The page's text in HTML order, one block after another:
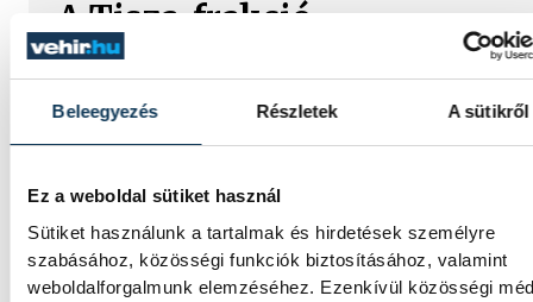
Beleegyezés Részletek A sütikről
Ez a weboldal sütiket használ
Sütiket használunk a tartalmak és hirdetések személyre
szabásához, közösségi funkciók biztosításához, valamint
weboldalforgalmunk elemzéséhez. Ezenkívül közösségi
A Tisza-frakció
kezdeményezte, hogy jövő
kedden legyen az
államfőválasztás
A Tisza-frakció kezdeményezte, hogy a
köztársasági elnököt.